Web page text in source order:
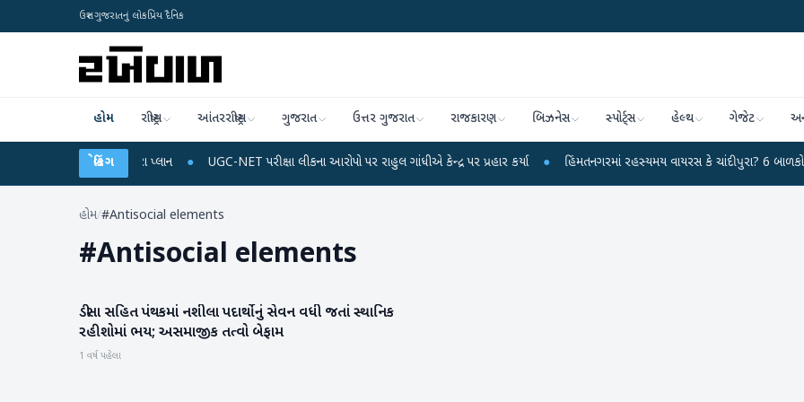
ઉત્તર ગુજરાતનું લોકપ્રિય દૈનિક
હોમ રાષ્ટ્રીય આંતરરાષ્ટ્રીય ગુજરાત ઉત્તર ગુજરાત રાજકારણ બિઝનેસ સ્પોર્ટ્સ હેલ્થ ગેજેટ
બ્રેકિંગ
રિચાર્જ અને ડેટા પ્લાન ● UGC-NET પરીક્ષા લીકના આરોપો પર રાહુલ ગાંધીએ કેન્દ્ર પર પ્રહાર કર્યા ● હિંમતનગરમાં રહસ્યમય વાયરસ કે ચાંદીપુરા? 6 બાળકોના
હોમ/#Antisocial elements
#Antisocial elements
બનાસકાંઠા
ડીસા સહિત પંથકમાં નશીલા પદાર્થોનું સેવન વધી જતાં સ્થાનિક
રહીશોમાં ભય; અસમાજીક તત્વો બેફામ
1 વર્ષ પહેલા